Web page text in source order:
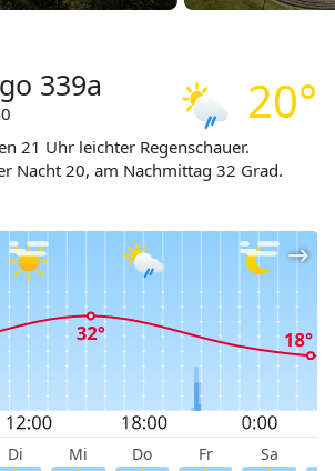
20°
339a
21 Uhr leichter Regenschauer.
Nacht 20, am Nachmittag 32 Grad.
Di Mi Do Fr Sa